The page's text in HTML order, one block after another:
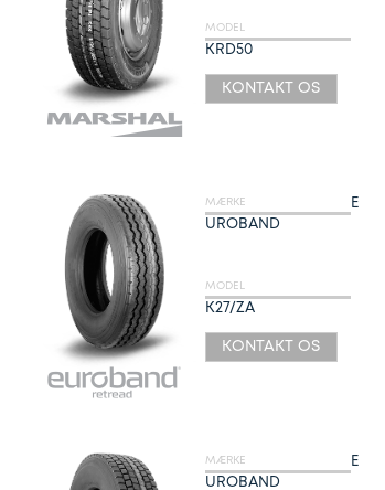
MODEL
KRD50
KONTAKT OS
MÆRKE
E
UROBAND
MODEL
K27/ZA
KONTAKT OS
MÆRKE
E
UROBAND